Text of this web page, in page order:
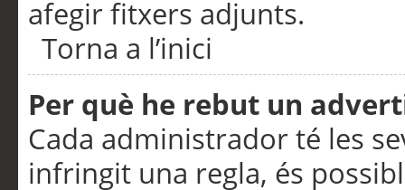
afegir fitxers adjunts.
Torna a l’inici
Per què he rebut un
Cada administrador té les
infringit una regla, és